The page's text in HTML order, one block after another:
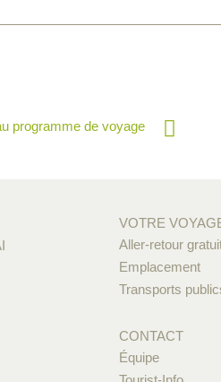
programme de voyage
VOTRE
Aller-retour
Emplacement
Transports
CONTACT
Équipe